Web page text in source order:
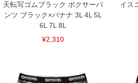
※【ボトムの裾上げをご希望の場合】
裾上げ料金は500円+税となります。
備考欄に股下●cmとご記入下さい。（裾上げ無料対
上の品が対象。1本5,999円以下の商品は有料（500円
出荷まで約1週間～20日間程お時間を頂く場合がござ
尚、裾上げした商品は返品・交換不可となりますので
※商品によって若干のサイズの誤差がございます。
ンピュータ画面）によって、商品の色味が若干異な
天転写ゴムブラック ボクサーパ
ンツ ブラック×バナナ 3L 4L 5L
6L 7L 8L
¥2,310
イス